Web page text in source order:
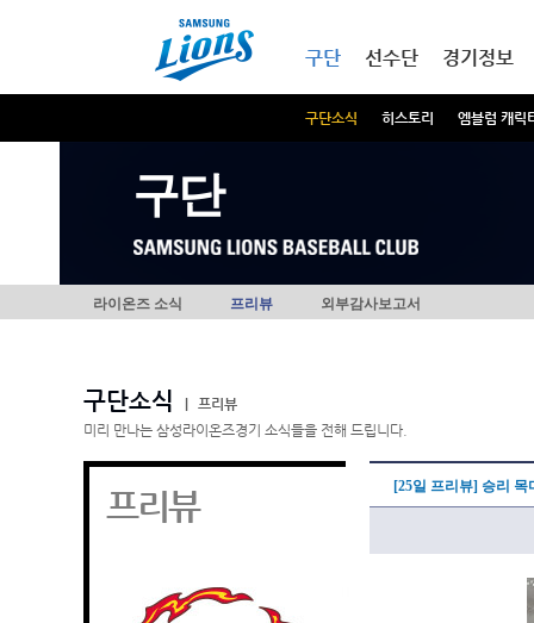
구단
구단소식 히스토리 엠블럼 캐릭
선수단 경기정보
구단
라이온즈 소식 프리뷰 외부감사보고서
구단소식
프리뷰
미리 만나는 삼성라이온즈경기 소식들을 전해 드립니다.
프리뷰 [25일 프리뷰] 승리